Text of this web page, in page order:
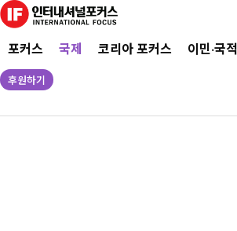
포커스 국제 코리아 포커스 이민·국적
후원하기